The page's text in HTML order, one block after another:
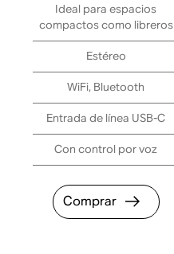
Ideal para espacios
compactos como libreros
Estéreo
WiFi, Bluetooth
Entrada de línea USB-C
Con control por voz
Comprar